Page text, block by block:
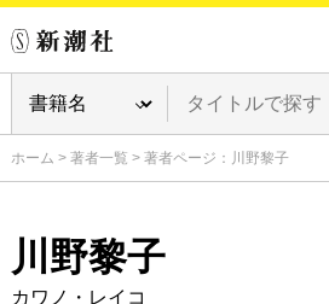
ホーム > 著者一覧 > 著者ページ：川野黎子
川野黎子
カワノ・レイコ